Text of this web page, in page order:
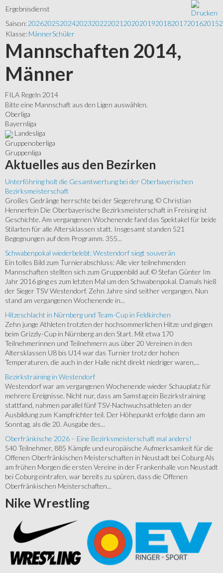
Ergebnisdienst
Saison:202620252024202320222021 202020192018201720162015
Klasse:MännerSchüler
Mannschaften 2014,
Männer
FILA Regeln 2014
Bitte eine Mannschaft aus den Ligen auswählen.
Oberliga
Bayernliga
Landesliga
Gruppenoberliga
Gruppenliga
Aktuelles aus den Bezirken
Unterföhring holt die Gesamtwertung bei der Oberbayerischen
Bezirksmeisterschaft
Großes Gedränge herrschte bei der Siegerehrung. © Christian
Hennerfein Die Oberbayerische Bezirksmeisterschaft in Freising ist
Geschichte. Am vergangenen Wochenende fand das Spektakel für beide
Stilarten für alle Altersklassen statt. Insgesamt standen 521
Begegnungen auf dem Programm. 355...
Schwabenpokal wiederbelebt: Westendorf siegt souverän
Ein tolles Bild zum Turnierabschluss: Alle vier teilnehmenden
Mannschaften stellten sich zum Gruppenbild auf. © Stefan Günter Im
Jahr 2016 ging es zum letzten Mal um den Schwabenpokal. Damals hieß
der Sieger TSV Westendorf. Zehn Jahre sind seither vergangen. Nun
stand am vergangenen Wochenende in...
Hitzeschlacht in Nürnberg und Team-Cup in Feldkirchen
Zehn junge Athleten trotzten der hochsommerlichen Hitze und gingen
beim Grizzly-Cup in Nürnberg an den Start. Mit etwa 170
Teilnehmerinnen und Teilnehmern aus über 20 Vereinen in den
Altersklassen U8 bis U14 war das Turnier trotz der hohen
Temperaturen, die auch in der Halle nicht direkt niedriger waren,...
Bezirkstraining in Westendorf
Westendorf war am vergangenen Wochenende wieder Schauplatz für
mehrere Ereignisse. Nicht nur, dass am Samstag ein Bezirkstraining
stattfand, nahmen parallel fünf TSV-Nachwuchsathleten an der
Ausbildung zum Kampfrichter teil. Der Höhepunkt erfolgte dann am
Sonntag, als die 20. Ausgabe des...
Oberfränkische 2026 – Eine Bezirksmeisterschaft mal anders!
540 Teilnehmer, 885 Kämpfe und europäische Aufmerksamkeit für die
Offenen Oberfränkischen Meisterschaften in Neustadt bei Coburg Als
am frühen Morgen die ersten Vereine in der Frankenhalle von Neustadt
bei Coburg eintrafen, war bereits zu spüren, dass die Offenen
Oberfränkischen Meisterschaften...
Nike Wrestling